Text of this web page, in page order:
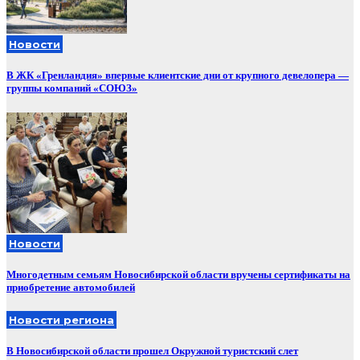
Новости
В ЖК «Гренландия» впервые клиентские дни от крупного девелопера —
группы компаний «СОЮЗ»
Новости
Многодетным семьям Новосибирской области вручены сертификаты на
приобретение автомобилей
Новости региона
В Новосибирской области прошел Окружной туристский слет